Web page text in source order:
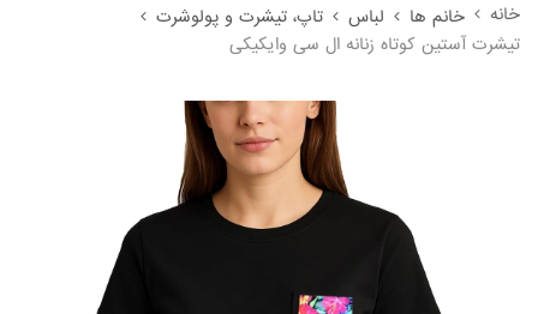
خانه خانم ها لباس
تاپ، تیشرت و پولوشرت
تیشرت آستین کوتاه زنانه ال سی وایکیکی